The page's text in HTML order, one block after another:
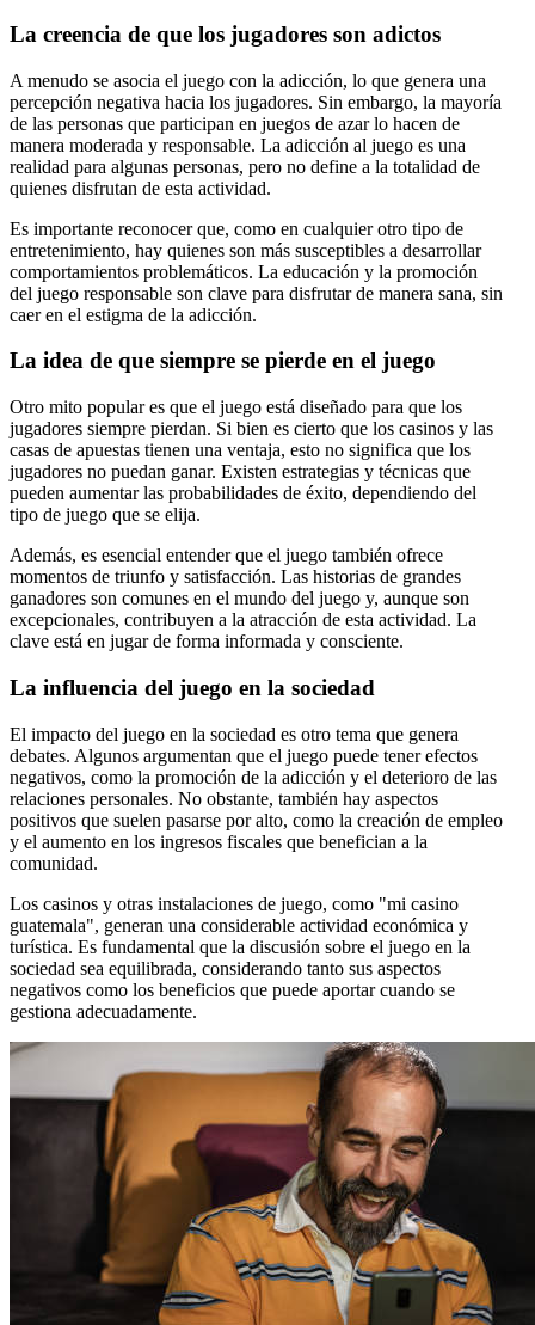
La creencia de que los jugadores son adictos
A menudo se asocia el juego con la adicción, lo que genera una
percepción negativa hacia los jugadores. Sin embargo, la mayoría
de las personas que participan en juegos de azar lo hacen de
manera moderada y responsable. La adicción al juego es una
realidad para algunas personas, pero no define a la totalidad de
quienes disfrutan de esta actividad.
Es importante reconocer que, como en cualquier otro tipo de
entretenimiento, hay quienes son más susceptibles a desarrollar
comportamientos problemáticos. La educación y la promoción
del juego responsable son clave para disfrutar de manera sana, sin
caer en el estigma de la adicción.
La idea de que siempre se pierde en el juego
Otro mito popular es que el juego está diseñado para que los
jugadores siempre pierdan. Si bien es cierto que los casinos y las
casas de apuestas tienen una ventaja, esto no significa que los
jugadores no puedan ganar. Existen estrategias y técnicas que
pueden aumentar las probabilidades de éxito, dependiendo del
tipo de juego que se elija.
Además, es esencial entender que el juego también ofrece
momentos de triunfo y satisfacción. Las historias de grandes
ganadores son comunes en el mundo del juego y, aunque son
excepcionales, contribuyen a la atracción de esta actividad. La
clave está en jugar de forma informada y consciente.
La influencia del juego en la sociedad
El impacto del juego en la sociedad es otro tema que genera
debates. Algunos argumentan que el juego puede tener efectos
negativos, como la promoción de la adicción y el deterioro de las
relaciones personales. No obstante, también hay aspectos
positivos que suelen pasarse por alto, como la creación de empleo
y el aumento en los ingresos fiscales que benefician a la
comunidad.
Los casinos y otras instalaciones de juego, como "mi casino
guatemala", generan una considerable actividad económica y
turística. Es fundamental que la discusión sobre el juego en la
sociedad sea equilibrada, considerando tanto sus aspectos
negativos como los beneficios que puede aportar cuando se
gestiona adecuadamente.